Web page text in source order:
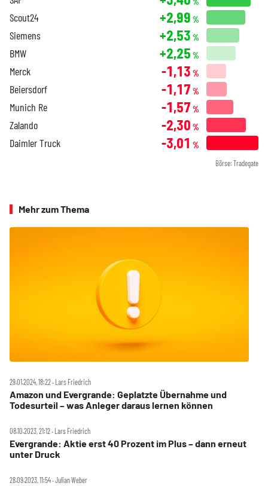
Scout24 +2,99 %
Siemens +2,53 %
BMW +2,25 %
Merck -1,13 %
Beiersdorf -1,17 %
Munich Re -1,57 %
Zalando -2,30 %
Daimler Truck -3,01 %
Börse: Tradegate
Mehr zum Thema
29.01.2024, 18:22 ‧ Lars Friedrich
Amazon und Evergrande: Geplatzte Übernahme und
Todesurteil – was Anleger daraus lernen können
08.10.2023, 21:12 ‧ Lars Friedrich
Evergrande: Aktie erst 40 Prozent im Plus – dann erneut
unter Druck
28.09.2023, 11:54 ‧ Julian Weber